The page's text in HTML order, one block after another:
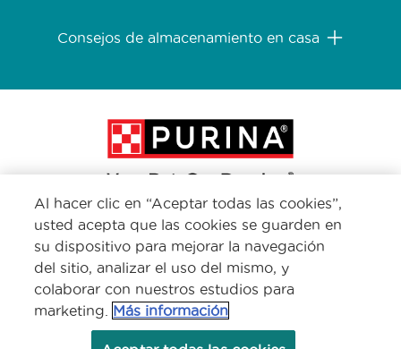
Consejos de almacenamiento en casa
Menu Footer Secundario Purina One
All Nestlé Purina trademarks owned by Société des Produits Nestlé S.A.,
Vevey, Switzerland or are used with permission.
Políticas sobre
Al hacer clic en “Aceptar todas las cookies”,
usted acepta que las cookies se guarden en
su dispositivo para mejorar la navegación
del sitio, analizar el uso del mismo, y
colaborar con nuestros estudios para
marketing.
Más información